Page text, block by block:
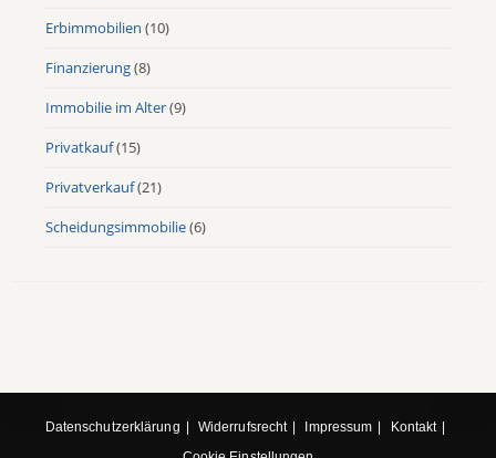
Erbimmobilien (10)
Finanzierung(8)
Immobilie im Alter(9)
Privatkauf(15)
Privatverkauf(21)
Scheidungsimmobilie(6)
Datenschutzerklärung Widerrufsrecht Impressum
Kontakt